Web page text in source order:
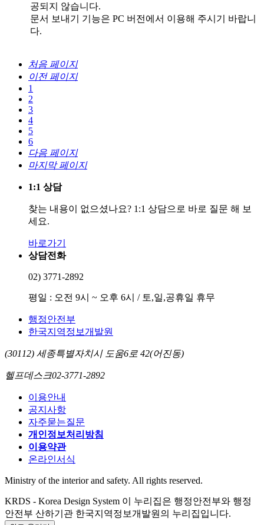
공되지 않습니다.
문서 보내기 기능은 PC 버전에서 이용해 주시기 바랍니
다.
처음 페이지
이전 페이지
1
2
3
4
5
6
다음 페이지
마지막 페이지
1:1 상담
찾는 내용이 없으셨나요? 1:1 상담으로 바로 질문 해 보
세요.
바로가기
상담전화
02) 3771-2892
평일 : 오전 9시 ~ 오후 6시 / 토,일,공휴일 휴무
행정안전부
한국지역정보개발원
(30112) 세종특별자치시 도움6로 42(어진동)
헬프데스크02-3771-2892
이용안내
공지사항
자주묻는질문
개인정보처리방침
이용약관
온라인서식
Ministry of the interior and safety. All rights reserved.
KRDS - Korea Design System 이 누리집은 행정안전부와 행정
안전부 산하기관 한국지역정보개발원의 누리집입니다.